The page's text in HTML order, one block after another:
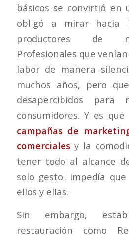
básicos se convirtió en
obligó a mirar hacia
productores de
Profesionales que
labor de manera
muchos años, pero
desapercibidos para
consumidores. Y es que
campañas de
comercialesy la
tener todo al alcance
solo gesto, impedía
ellos y ellas.
Sin embargo,
restauración como